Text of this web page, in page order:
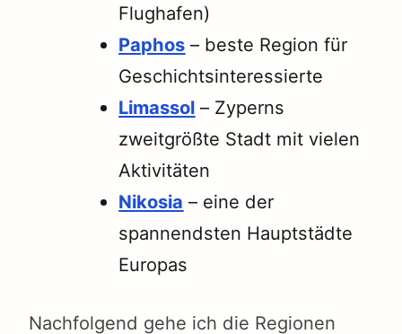
Flughafen)
Paphos – beste Region für
Geschichtsinteressierte
Limassol – Zyperns
zweitgrößte Stadt mit vielen
Aktivitäten
Nikosia – eine der
spannendsten Hauptstädte
Europas
Nachfolgend gehe ich die Regionen